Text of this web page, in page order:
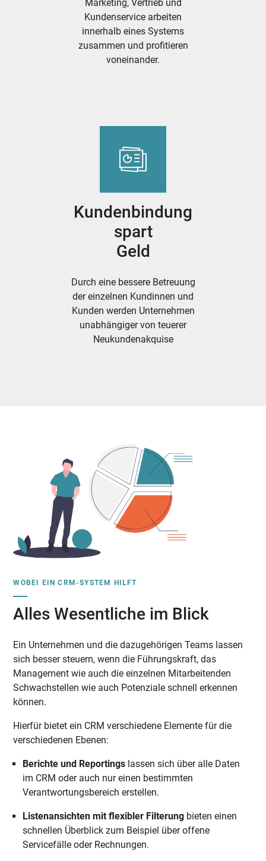
Marketing, Vertrieb und
Kundenservice arbeiten
innerhalb eines Systems
zusammen und profitieren
voneinander.
Kundenbindung
spart
Geld
Durch eine bessere Betreuung
der einzelnen Kundinnen und
Kunden werden Unternehmen
unabhängiger von teuerer
Neukundenakquise
WOBEI EIN CRM-SYSTEM HILFT
Alles Wesentliche im Blick
Ein Unternehmen und die dazugehörigen Teams lassen
sich besser steuern, wenn die Führungskraft, das
Management wie auch die einzelnen Mitarbeitenden
Schwachstellen wie auch Potenziale schnell erkennen
können.
Hierfür bietet ein CRM verschiedene Elemente für die
verschiedenen Ebenen:
Berichte und Reportings lassen sich über alle Daten
im CRM oder auch nur einen bestimmten
Verantwortungsbereich erstellen.
Listenansichten mit flexibler Filterung bieten einen
schnellen Überblick zum Beispiel über offene
Servicefälle oder Rechnungen.